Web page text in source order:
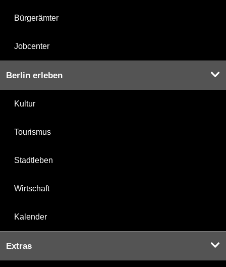
Bürgerämter
Jobcenter
Berlin erleben
Kultur
Tourismus
Stadtleben
Wirtschaft
Kalender
Extras